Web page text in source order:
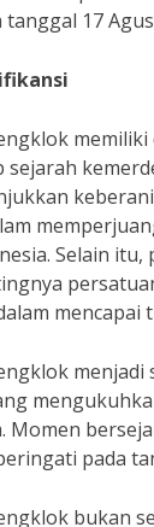
17
Selain itu,
mencapai
menjadi
Momen
pada
bukan